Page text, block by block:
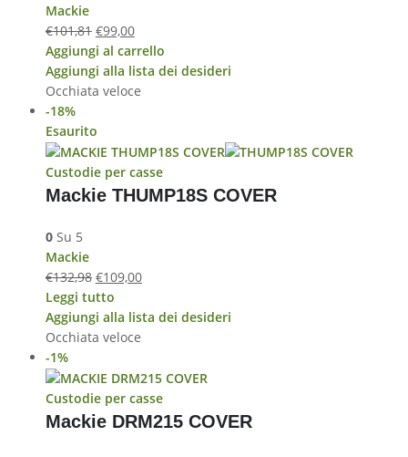
Mackie
€101,81 €99,00
Aggiungi al carrello
Aggiungi alla lista dei desideri
Occhiata veloce
-18%
Esaurito
Custodie per casse
Mackie THUMP18S COVER
0Su 5
Mackie
€132,98 €109,00
Leggi tutto
Aggiungi alla lista dei desideri
Occhiata veloce
-1%
Custodie per casse
Mackie DRM215 COVER